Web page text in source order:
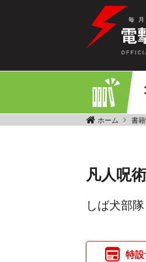
毎 月
ホーム 書
凡人呪
しば犬部隊
特設